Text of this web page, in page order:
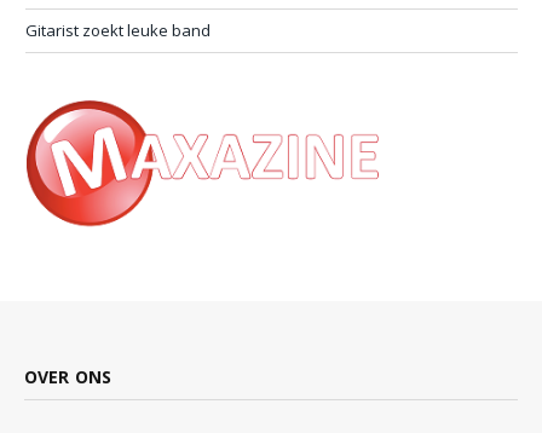
Gitarist zoekt leuke band
OVER ONS